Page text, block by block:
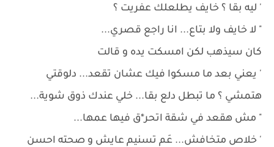
' ليه بقا ؟ خايف يطلعلك عفريت ؟
" لا خايف ولا بتاع... انا راجع قصري...
كان سيذهب لكن امسكت يده و قالت
' يعني بعد ما مسكوا فيك عشان تقعد... دلوقتي
هتمشي ؟ ما تبطل دلع بقا... خلي عندك ذوق شوية...
" مش هقعد في شقة اتحر*ق فيها عمها...
' خلاص متخافش... عَم تسنيم عايش و صحته احسن